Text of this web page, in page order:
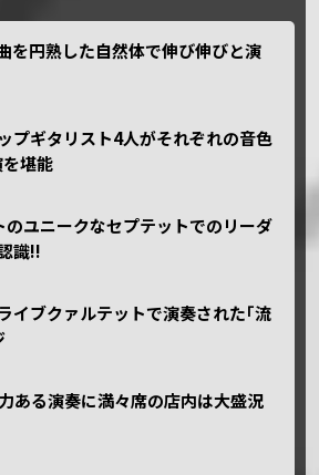
を円熟した自然体で伸び伸びと演
プギタリスト4人がそれぞれの音色
堪能
ユニークなセプテットでのリーダ
識!!
イブクァルテットで演奏された｢流
ある演奏に満々席の店内は大盛況